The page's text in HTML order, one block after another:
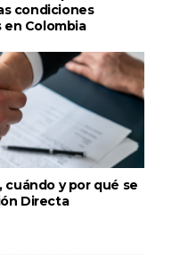
condiciones
Colombia
cuándo y por qué se
Directa